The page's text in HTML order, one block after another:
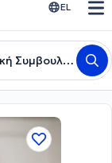
EL
Σύμβουλος Ψυχικής Υγείας - Msc Γνωσιακή Συμβουλευτική